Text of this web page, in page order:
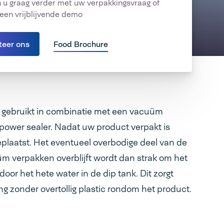
u graag verder met uw verpakkingsvraag of
vrijblijvende demo
ons Food Brochure
in combinatie met een vacuüm
sealer. Nadat uw product verpakt is
Het eventueel overbodige deel van de
verpakken overblijft wordt dan strak om het
het hete water in de dip tank. Dit zorgt
zonder overtollig plastic rondom het product.